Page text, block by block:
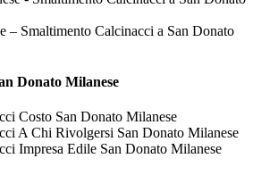
– Smaltimento Calcinacci a San Donato
Donato Milanese
Costo San Donato Milanese
A Chi Rivolgersi San Donato Milanese
Impresa Edile San Donato Milanese